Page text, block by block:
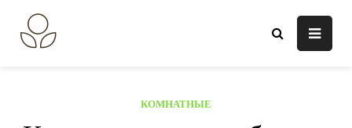
содержанию
КОМНАТНЫЕ